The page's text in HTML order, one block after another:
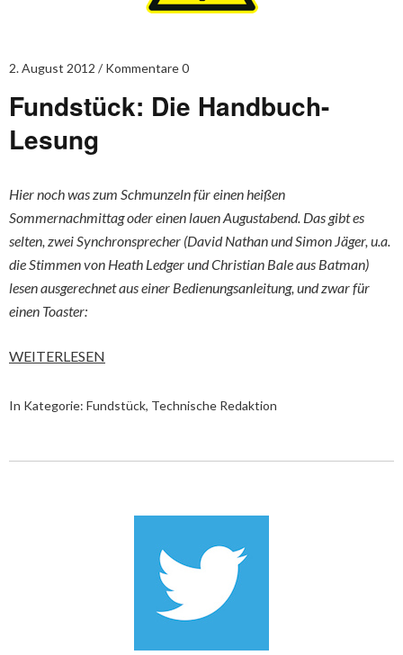
2. August 2012 Kommentare 0
Fundstück: Die Handbuch-
Lesung
Hier noch was zum Schmunzeln für einen heißen
Sommernachmittag oder einen lauen Augustabend. Das gibt es
selten, zwei Synchronsprecher (David Nathan und Simon Jäger, u.a.
die Stimmen von Heath Ledger und Christian Bale aus Batman)
lesen ausgerechnet aus einer Bedienungsanleitung, und zwar für
einen Toaster:
WEITERLESEN
In Kategorie: Fundstück, Technische Redaktion